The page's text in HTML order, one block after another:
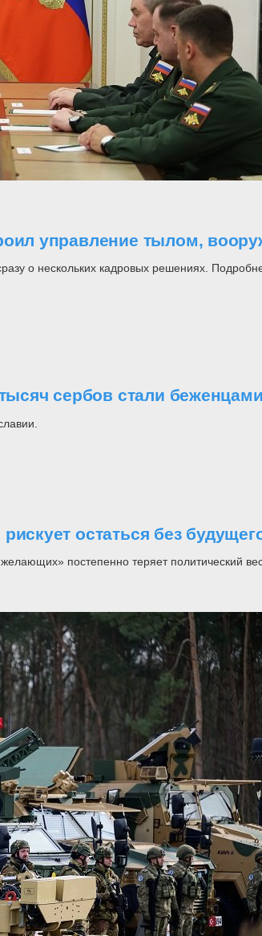
управление тылом,
о нескольких кадровых решениях.
сербов стали беженцами
остаться без
постепенно теряет политический